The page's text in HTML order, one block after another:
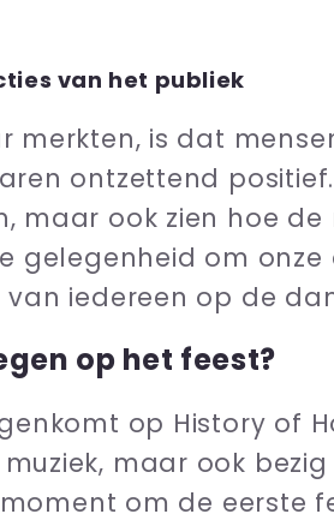
van het publiek
merkten, is dat
ontzettend
maar ook zien hoe
gelegenheid om
iedereen op de
op het feest?
op History of
maar ook
moment om de